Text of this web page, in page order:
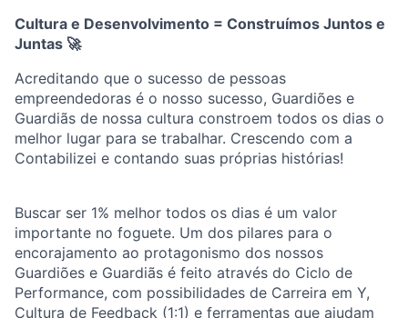
Cultura e Desenvolvimento = Construímos Juntos e
Juntas 🚀
Acreditando que o sucesso de pessoas
empreendedoras é o nosso sucesso, Guardiões e
Guardiãs de nossa cultura constroem todos os dias o
melhor lugar para se trabalhar. Crescendo com a
Contabilizei e contando suas próprias histórias!
Buscar ser 1% melhor todos os dias é um valor
importante no foguete. Um dos pilares para o
encorajamento ao protagonismo dos nossos
Guardiões e Guardiãs é feito através do Ciclo de
Performance, com possibilidades de Carreira em Y,
Cultura de Feedback (1:1) e ferramentas que ajudam